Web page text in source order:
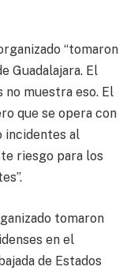
“tomaron
Guadalajara. El
no muestra eso. El
que se opera con
incidentes al
riesgo para los
tomaron
en el
de Estados